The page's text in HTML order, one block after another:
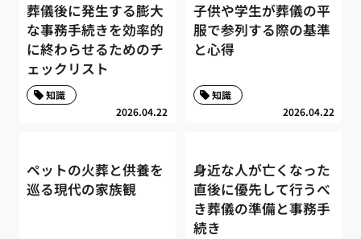
葬儀後に発生する膨大
な事務手続きを効率的
に終わらせるためのチ
ェックリスト
2026.04.22
知識
子供や学生が葬儀の平
服で参列する際の基準
と心得
2026.04.22
知識
ペットの火葬と供養を
巡る現代の家族観
身近な人が亡くなった
直後に優先して行うべ
き葬儀の準備と事務手
続き